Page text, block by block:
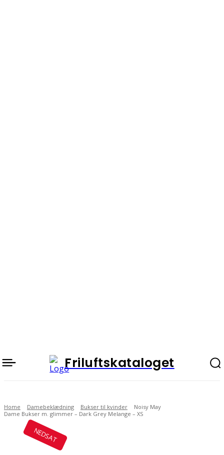
Friluftskataloget
Home Damebeklædning Bukser til kvinder
Noisy May
Dame Bukser m. glimmer – Dark Grey Melange – XS
NEDSAT